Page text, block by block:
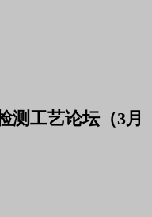
测工艺论坛（3月